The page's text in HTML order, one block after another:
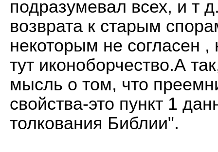
подразумевал всех, и т
возврата к старым
некоторым не согласен
тут иконоборчество.А
мысль о том, что
свойства-это пункт 1
толкования Библии".